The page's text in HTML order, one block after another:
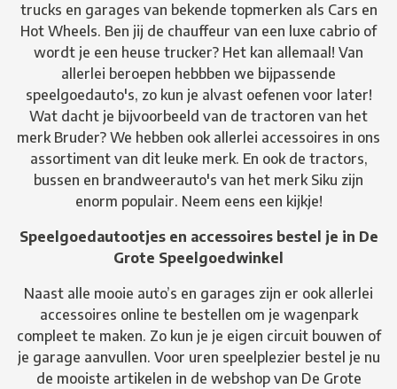
trucks en garages van bekende topmerken als Cars en
Hot Wheels. Ben jij de chauffeur van een luxe cabrio of
wordt je een heuse trucker? Het kan allemaal! Van
allerlei beroepen hebbben we bijpassende
speelgoedauto's, zo kun je alvast oefenen voor later!
Wat dacht je bijvoorbeeld van de tractoren van het
merk Bruder? We hebben ook allerlei accessoires in ons
assortiment van dit leuke merk. En ook de tractors,
bussen en brandweerauto's van het merk Siku zijn
enorm populair. Neem eens een kijkje!
Speelgoedautootjes en accessoires bestel je in De
Grote Speelgoedwinkel
Naast alle mooie auto’s en garages zijn er ook allerlei
accessoires online te bestellen om je wagenpark
compleet te maken. Zo kun je je eigen circuit bouwen of
je garage aanvullen. Voor uren speelplezier bestel je nu
de mooiste artikelen in de webshop van De Grote